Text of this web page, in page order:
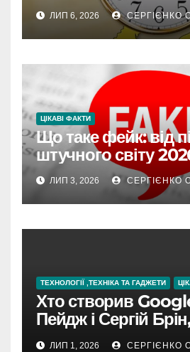
впливає на життя
ЛИП 6, 2026 СЕРГІЄНКО
ЦІКАВІ ФАКТИ
Що таке фейк: від
штучного світу
ЛИП 3, 2026 СЕРГІЄНКО
ТЕХНОЛОГІЇ ,ТЕХНІКА ТА ГАДЖЕТИ
Хто створив
Пейдж і Сергій
чия ідея підкорила
ЛИП 1, 2026 СЕРГІЄНКО